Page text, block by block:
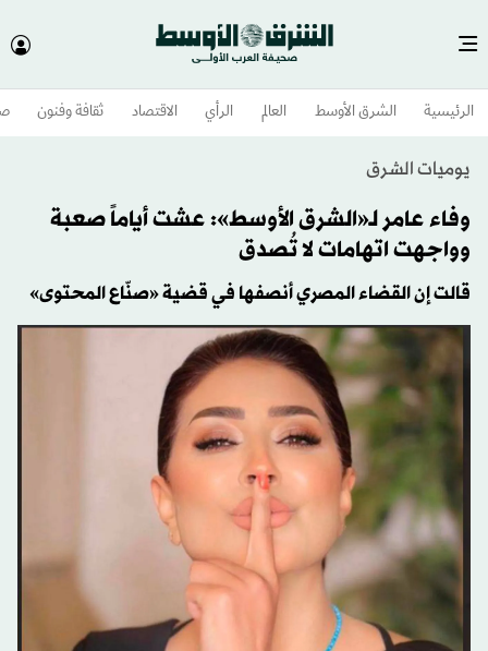
الرئيسية الشرق الأوسط​ العالم الرأي الاقتصاد ثقافة وفنون
يوميات الشرق
وفاء عامر لـ«الشرق الأوسط»: عشت أياماً صعبة
وواجهت اتهامات لا تُصدق
قالت إن القضاء المصري أنصفها في قضية «صنّاع المحتوى»